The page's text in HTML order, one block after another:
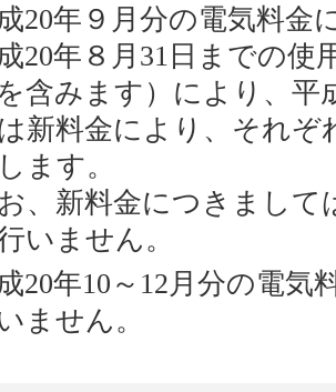
20年９月分の電気料金
20年８月31日までの使
含みます）により、平
新料金により、それぞ
ます。
、新料金につきまして
いません。
20年10～12月分の電
ません。